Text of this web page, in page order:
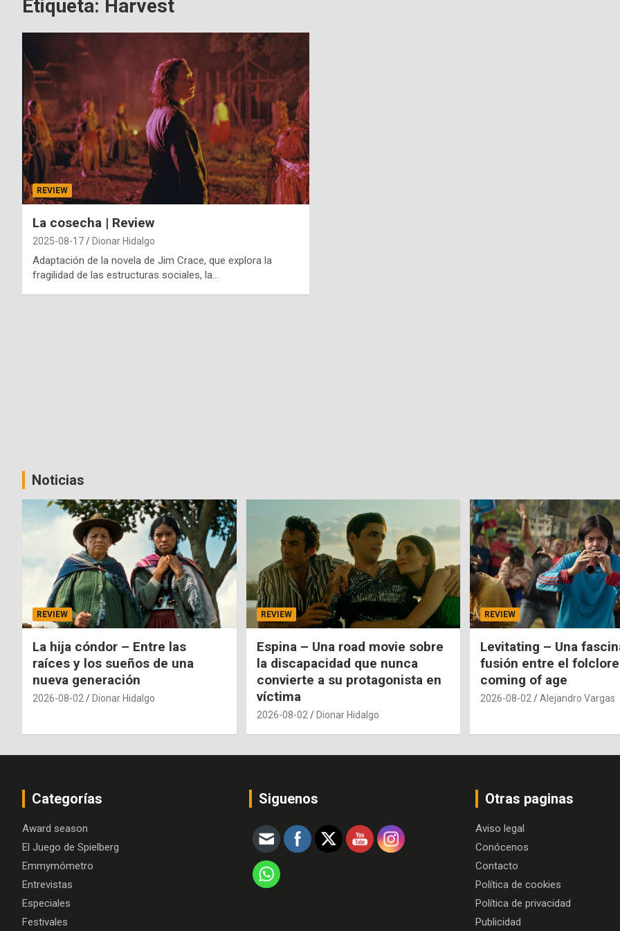
Etiqueta: Harvest
REVIEW
La cosecha | Review
2025-08-17 Dionar Hidalgo
Adaptación de la novela de Jim Crace, que explora la
fragilidad de las estructuras sociales, la…
Noticias
REVIEW
La hija cóndor – Entre las
raíces y los sueños de una
nueva generación
2026-08-02 Dionar Hidalgo
REVIEW
Espina – Una road movie sobre
la discapacidad que nunca
convierte a su protagonista en
víctima
2026-08-02 Dionar Hidalgo
REVIEW
Levitating – Una
fusión entre el
coming of age
2026-08-02 Alejandro Vargas
Categorías
Award season
El Juego de Spielberg
Emmymómetro
Entrevistas
Especiales
Festivales
Siguenos Otras paginas
Aviso legal
Conócenos
Contacto
Política de cookies
Política de privacidad
Publicidad